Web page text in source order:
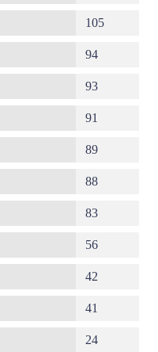
105
94
93
91
89
88
83
56
42
41
24